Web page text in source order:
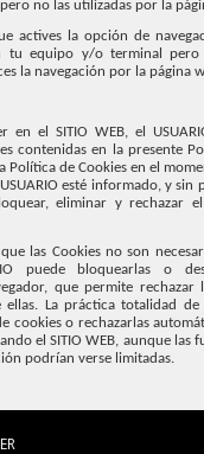
no las utilizadas por la
actives la opción de
tu equipo y/o terminal pero
la navegación por la página
en el SITIO WEB, el
contenidas en la presente
Política de Cookies en el
esté informado, y sin
eliminar y rechazar
las Cookies no son
puede bloquearlas o
que permite rechazar
La práctica totalidad de
cookies o rechazarlas
el SITIO WEB, aunque las
podrían verse limitadas.